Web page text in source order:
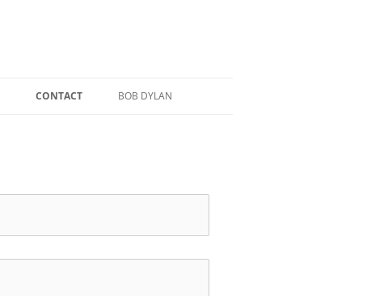
CONTACT BOB DYLAN